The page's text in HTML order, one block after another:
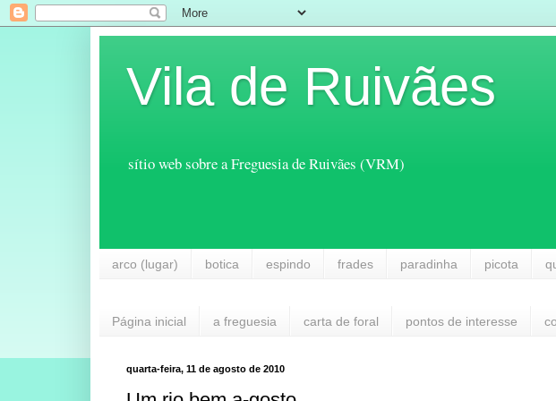
Vila de Ruivães
sítio web sobre a Freguesia de Ruivães (VRM)
arco (lugar) botica espindo frades paradinha picota
Página inicial a freguesia carta de foral pontos de interesse
quarta-feira, 11 de agosto de 2010